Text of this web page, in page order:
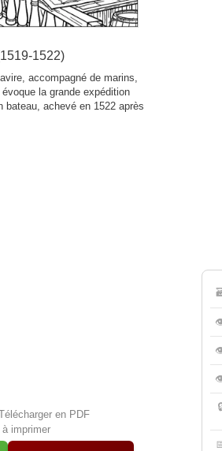
1522)
accompagné de marins,
la grande expédition
bateau, achevé en 1522 après
en PDF
imprimer